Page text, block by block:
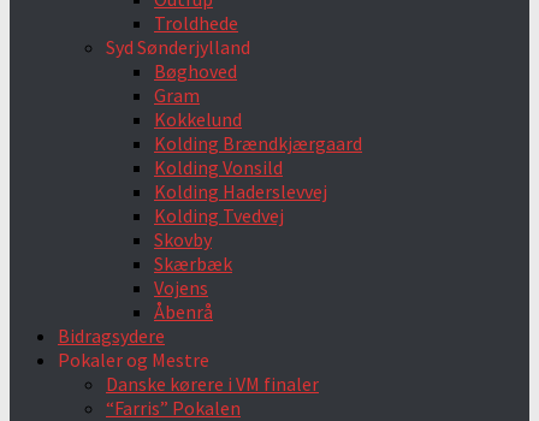
Troldhede
Syd Sønderjylland
Bøghoved
Gram
Kokkelund
Kolding Brændkjærgaard
Kolding Vonsild
Kolding Haderslevvej
Kolding Tvedvej
Skovby
Skærbæk
Vojens
Åbenrå
Bidragsydere
Pokaler og Mestre
Danske kørere i VM finaler
“Farris” Pokalen